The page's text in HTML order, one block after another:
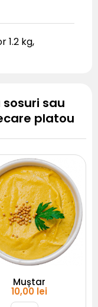
1.2 kg,
sau
platou
Muștar
10,00 lei
Cantitate
Muștar